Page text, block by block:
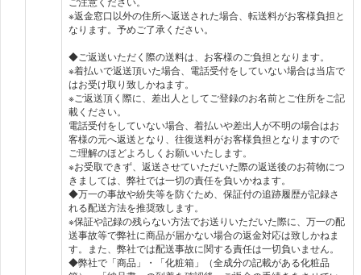
※返金窓口以外の住所へ返送された場合、転送料がお客様負担と
なります。予めご了承ください。
◆ご返送いただく際の送料は、お客様のご負担となります。
※着払いで返送頂いた場合、電話受付をしていない場合は当店で
はお受け取り致しかねます。
※ご返送頂く際に、差出人としてご登録のお名前とご住所をご記
載ください。
電話受付をしていない場合、着払いや差出人が不明の場合はお
客様の元へ返送となり、往復送料がお客様負担となりますので
ご理解のほどよろしくお願いいたします。
※お受取できず、返送させていただいた際の返送後のお荷物につ
きましては、弊社では一切の責任を負いかねます。
◆万一の事故や紛失等を防ぐため、保証付の追跡履歴が記録さ
れる配送方法を推奨致します。
※保証や記録の残らない方法でお送りいただいた際に、万一の配
送事故等で弊社に商品が届かない場合の返金対応は致しかねま
す。また、弊社では配送事故に関する責任は一切負いません。
◆弊社で「商品」・「化粧箱」（全成分の記載がある化粧品